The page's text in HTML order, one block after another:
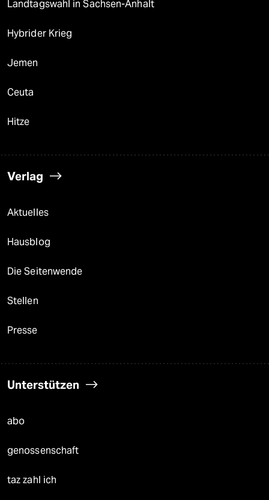
Landtagswahl in Sachsen-Anhalt
Hybrider Krieg
Jemen
Ceuta
Hitze
Verlag
Aktuelles
Hausblog
Die Seitenwende
Stellen
Presse
Unterstützen
abo
genossenschaft
taz zahl ich